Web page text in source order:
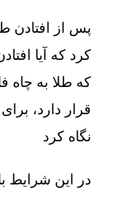
پس از افتادن
کرد که آیا
که طلا به چاه
قرار دارد،
نگاه کرد
در این شرایط